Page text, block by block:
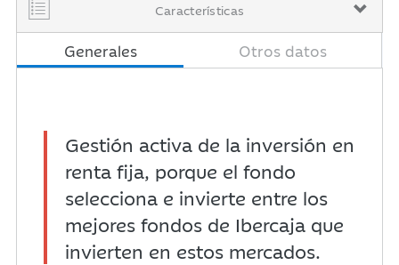
Características
Generales Otros datos
Gestión activa de la inversión en
renta fija, porque el fondo
selecciona e invierte entre los
mejores fondos de Ibercaja que
invierten en estos mercados.